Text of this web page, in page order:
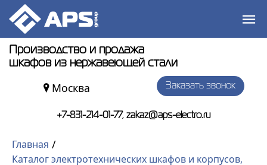
Производство и продажа
шкафов из нержавеющей стали
Москва Заказать звонок
+7-831-214-01-77, zakaz@aps-electro.ru
Главная /
Каталог электротехнических шкафов и корпусов,